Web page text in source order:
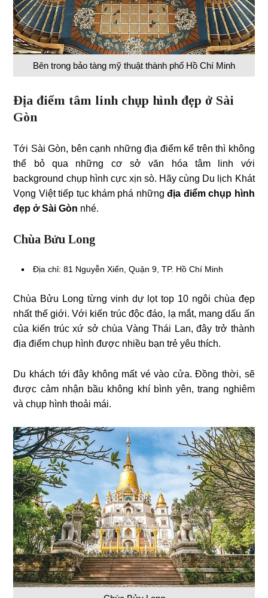
Bên trong bảo tàng mỹ thuật thành phố Hồ Chí Minh
Địa điểm tâm linh chụp hình đẹp ở Sài
Gòn
Tới Sài Gòn, bên cạnh những địa điểm kể trên thì không
thể bỏ qua những cơ sở văn hóa tâm linh với
background chụp hình cực xịn sò. Hãy cùng Du lịch Khát
Vọng Việt tiếp tục khám phá nhữngđịa điểm chụp hình
đẹp ở Sài Gòn nhé.
Chùa Bửu Long
Địa chỉ: 81 Nguyễn Xiển, Quận 9, TP. Hồ Chí Minh
Chùa Bửu Long từng vinh dự lọt top 10 ngôi chùa đẹp
nhất thế giới. Với kiến trúc độc đáo, lạ mắt, mang dấu ấn
của kiến trúc xứ sở chùa Vàng Thái Lan, đây trở thành
địa điểm chụp hình được nhiều bạn trẻ yêu thích.
Du khách tới đây không mất vé vào cửa. Đồng thời, sẽ
được cảm nhận bầu không khí bình yên, trang nghiêm
và chụp hình thoải mái.